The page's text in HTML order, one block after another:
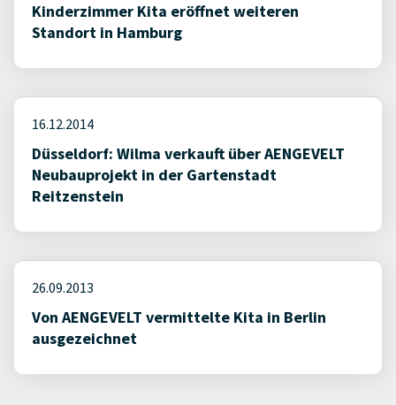
Kinderzimmer Kita eröffnet weiteren
Standort in Hamburg
16.12.2014
Düsseldorf: Wilma verkauft über AENGEVELT
Neubauprojekt in der Gartenstadt
Reitzenstein
26.09.2013
Von AENGEVELT vermittelte Kita in Berlin
ausgezeichnet